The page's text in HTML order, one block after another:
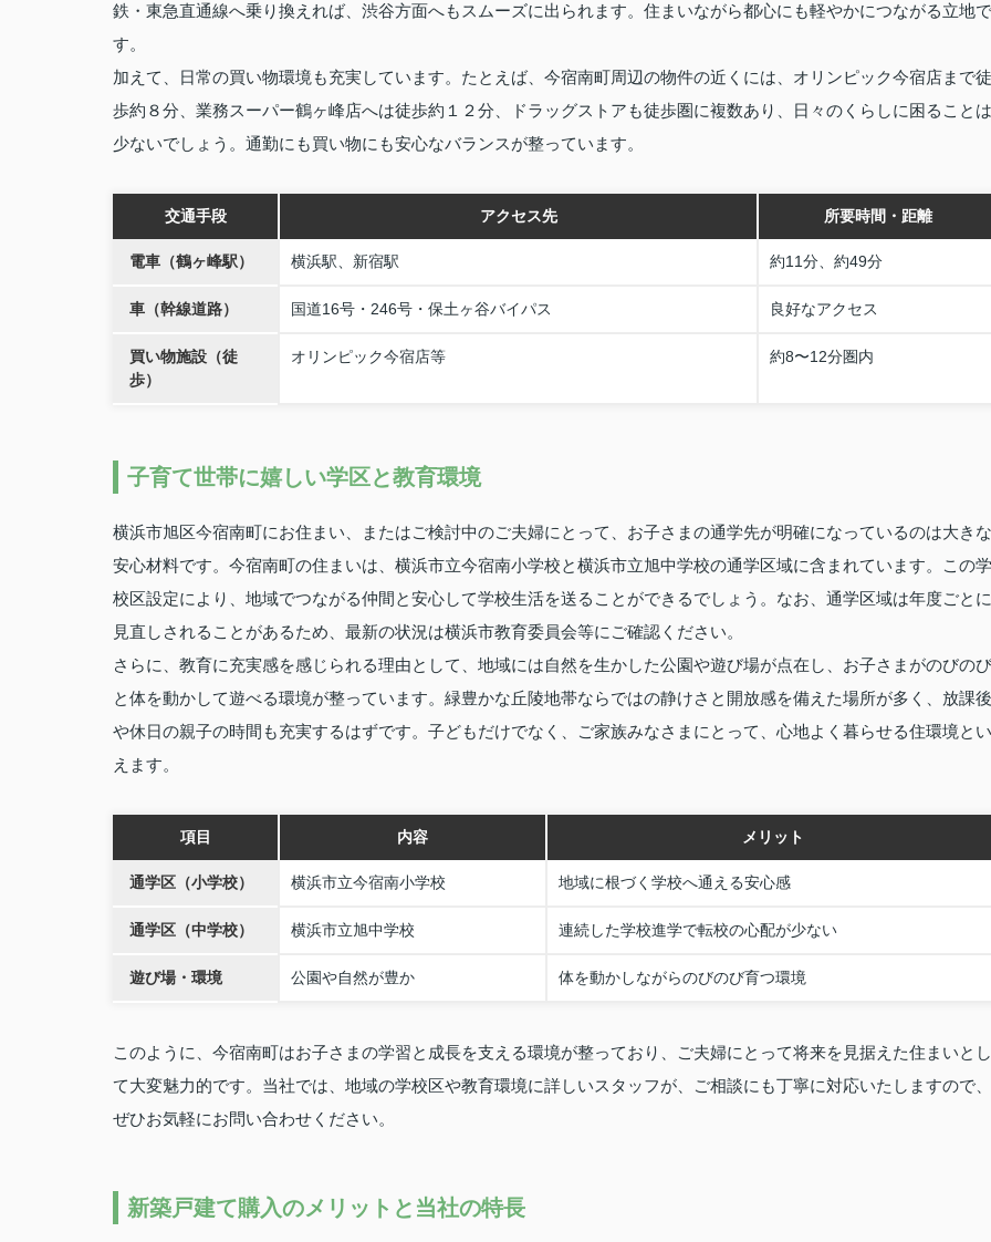
鉄・東急直通線へ乗り換えれば、渋谷方面へもスムーズに出られます。住まいながら都心にも軽やかにつながる立地で
す。
加えて、日常の買い物環境も充実しています。たとえば、今宿南町周辺の物件の近くには、オリンピック今宿店まで徒
歩約８分、業務スーパー鶴ヶ峰店へは徒歩約１２分、ドラッグストアも徒歩圏に複数あり、日々のくらしに困ることは
少ないでしょう。通勤にも買い物にも安心なバランスが整っています。
交通手段 アクセス先 所要時間・距離
電車（鶴ヶ峰駅） 横浜駅、新宿駅 約11分、約49分
車（幹線道路） 国道16号・246号・保土ヶ谷バイパス 良好なアクセス
買い物施設（徒
歩）
オリンピック今宿店等 約8〜12分圏内
子育て世帯に嬉しい学区と教育環境
横浜市旭区今宿南町にお住まい、またはご検討中のご夫婦にとって、お子さまの通学先が明確になっているのは大きな
安心材料です。今宿南町の住まいは、横浜市立今宿南小学校と横浜市立旭中学校の通学区域に含まれています。この学
校区設定により、地域でつながる仲間と安心して学校生活を送ることができるでしょう。なお、通学区域は年度ごとに
見直しされることがあるため、最新の状況は横浜市教育委員会等にご確認ください。
さらに、教育に充実感を感じられる理由として、地域には自然を生かした公園や遊び場が点在し、お子さまがのびのび
と体を動かして遊べる環境が整っています。緑豊かな丘陵地帯ならではの静けさと開放感を備えた場所が多く、放課後
や休日の親子の時間も充実するはずです。子どもだけでなく、ご家族みなさまにとって、心地よく暮らせる住環境とい
えます。
項目 内容 メリット
通学区（小学校） 横浜市立今宿南小学校 地域に根づく学校へ通える安心感
通学区（中学校） 横浜市立旭中学校 連続した学校進学で転校の心配が少ない
遊び場・環境 公園や自然が豊か 体を動かしながらのびのび育つ環境
このように、今宿南町はお子さまの学習と成長を支える環境が整っており、ご夫婦にとって将来を見据えた住まいとし
て大変魅力的です。当社では、地域の学校区や教育環境に詳しいスタッフが、ご相談にも丁寧に対応いたしますので、
ぜひお気軽にお問い合わせください。
新築戸建て購入のメリットと当社の特長